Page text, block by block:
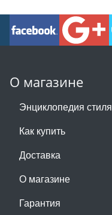
О магазине
Энциклопедия стиля
Как купить
Доставка
О магазине
Гарантия